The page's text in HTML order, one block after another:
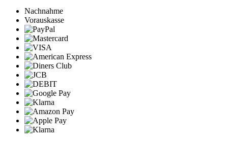
Nachnahme
Vorauskasse